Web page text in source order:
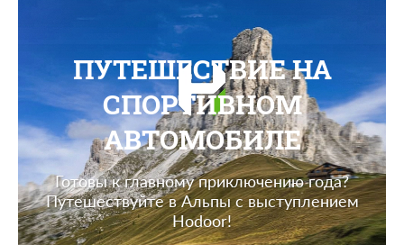
ПУТЕШЕСТВИЕ НА
СПОРТИВНОМ
АВТОМОБИЛЕ
Готовы к главному приключению года?
Путешествуйте в Альпы с выступлением
Hodoor!